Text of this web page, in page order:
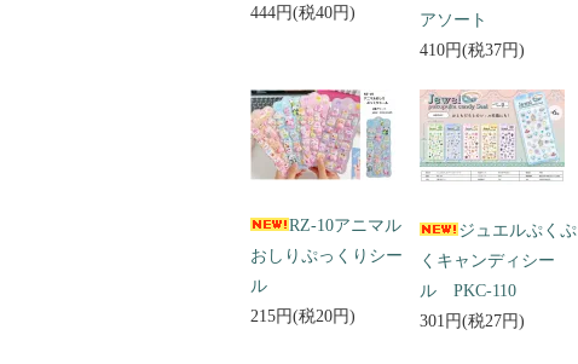
444円(税40円)
アソート
410円(税37円)
RZ-10アニマル
おしりぷっくりシー
ル
215円(税20円)
ジュエルぷくぷ
くキャンディシー
ル PKC-110
301円(税27円)